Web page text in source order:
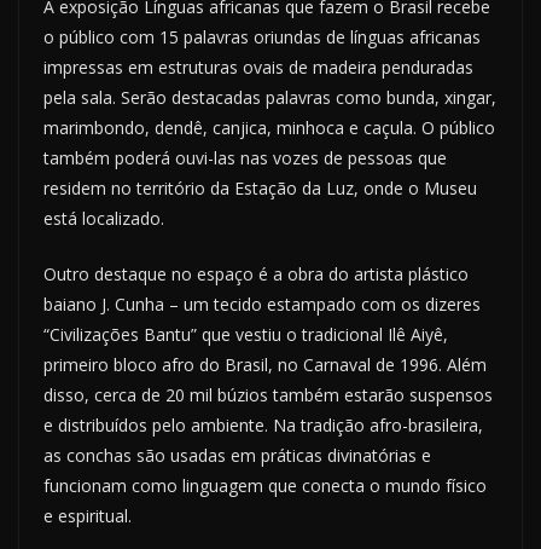
A exposição Línguas africanas que fazem o Brasil recebe
o público com 15 palavras oriundas de línguas africanas
impressas em estruturas ovais de madeira penduradas
pela sala. Serão destacadas palavras como bunda, xingar,
marimbondo, dendê, canjica, minhoca e caçula. O público
também poderá ouvi-las nas vozes de pessoas que
residem no território da Estação da Luz, onde o Museu
está localizado.
Outro destaque no espaço é a obra do artista plástico
baiano J. Cunha – um tecido estampado com os dizeres
“Civilizações Bantu” que vestiu o tradicional Ilê Aiyê,
primeiro bloco afro do Brasil, no Carnaval de 1996. Além
disso, cerca de 20 mil búzios também estarão suspensos
e distribuídos pelo ambiente. Na tradição afro-brasileira,
as conchas são usadas em práticas divinatórias e
funcionam como linguagem que conecta o mundo físico
e espiritual.